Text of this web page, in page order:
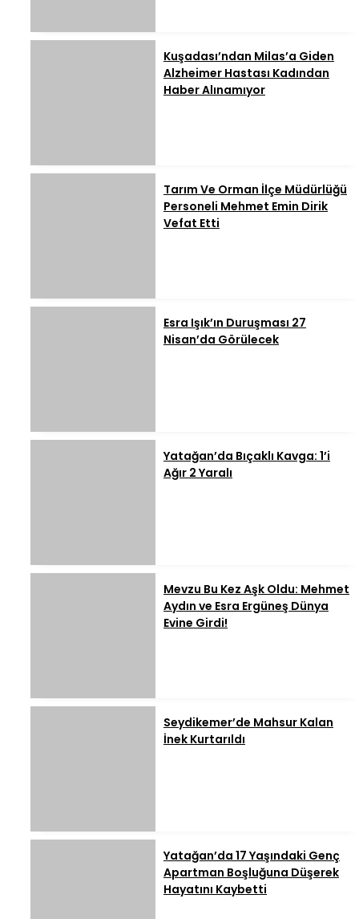
Kuşadası’ndan Milas’a Giden
Alzheimer Hastası Kadından
Haber Alınamıyor
Tarım Ve Orman İlçe Müdürlüğü
Personeli Mehmet Emin Dirik
Vefat Etti
Esra Işık’ın Duruşması 27
Nisan’da Görülecek
Yatağan’da Bıçaklı Kavga: 1’i
Ağır 2 Yaralı
Mevzu Bu Kez Aşk Oldu: Mehmet
Aydın ve Esra Ergüneş Dünya
Evine Girdi!
Seydikemer’de Mahsur Kalan
İnek Kurtarıldı
Yatağan’da 17 Yaşındaki Genç
Apartman Boşluğuna Düşerek
Hayatını Kaybetti